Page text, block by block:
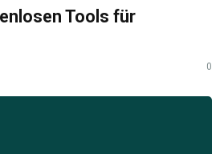
Tools für
0